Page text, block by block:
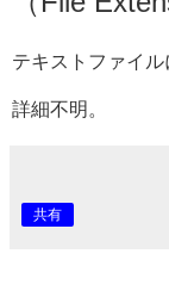
テキストファイル
詳細不明。
共有